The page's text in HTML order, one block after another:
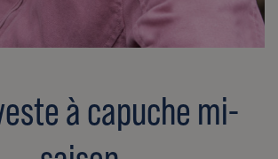
à capuche mi-